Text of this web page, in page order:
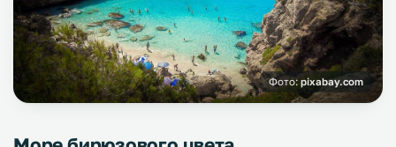
Фото: pixabay.com